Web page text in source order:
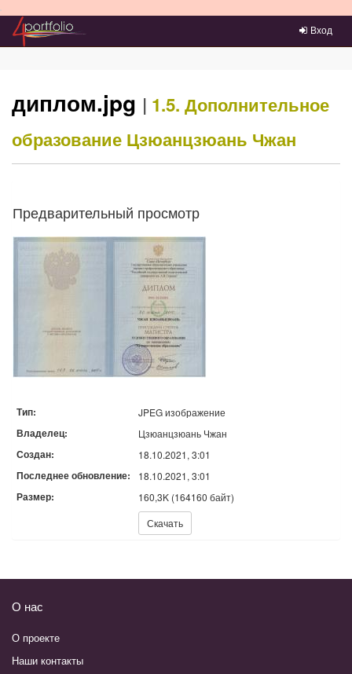
Преейти на главное меню
Вход
диплом.jpg | 1.5. Дополнительное
образование Цзюанцзюань Чжан
Предварительный просмотр
Тип: JPEG изображение
Владелец: Цзюанцзюань Чжан
Создан: 18.10.2021, 3:01
Последнее обновление: 18.10.2021, 3:01
Размер: 160,3K (164160 байт)
Скачать
О нас
О проекте
Наши контакты